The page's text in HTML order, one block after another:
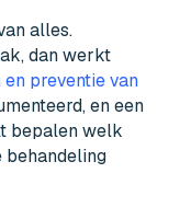
alles.
dan werkt
preventie van
en een
bepalen welk